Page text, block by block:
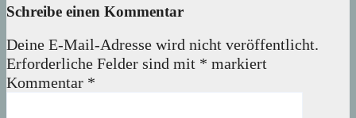
Schreibe einen Kommentar
Deine E-Mail-Adresse wird nicht veröffentlicht.
Erforderliche Felder sind mit * markiert
Kommentar *